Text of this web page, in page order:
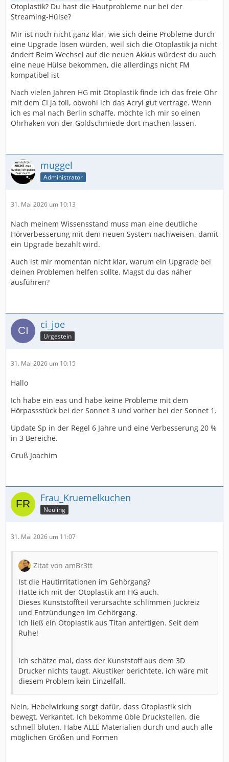
Otoplastik? Du hast die Hautprobleme nur bei der
Streaming-Hülse?
Mir ist noch nicht ganz klar, wie sich deine Probleme durch
eine Upgrade lösen würden, weil sich die Otoplastik ja nicht
ändert Beim Wechsel auf die neuen Akkus würdest du auch
eine neue Hülse bekommen, die allerdings nicht FM
kompatibel ist
Nach vielen Jahren HG mit Otoplastik finde ich das freie Ohr
mit dem CI ja toll, obwohl ich das Acryl gut vertrage. Wenn
ich es mal nach Berlin schaffe, möchte ich mir so einen
Ohrhaken von der Goldschmiede dort machen lassen.
muggel
Administrator
31. Mai 2026 um 10:13
Nach meinem Wissensstand muss man eine deutliche
Hörverbesserung mit dem neuen System nachweisen, damit
ein Upgrade bezahlt wird.
Auch ist mir momentan nicht klar, warum ein Upgrade bei
deinen Problemen helfen sollte. Magst du das näher
ausführen?
ci_joe
Urgestein
31. Mai 2026 um 10:15
Hallo
Ich habe ein eas und habe keine Probleme mit dem
Hörpassstück bei der Sonnet 3 und vorher bei der Sonnet 1.
Update Sp in der Regel 6 Jahre und eine Verbesserung 20 %
in 3 Bereiche.
Gruß Joachim
Frau_Kruemelkuchen
Neuling
31. Mai 2026 um 11:07
Zitat von amBr3tt
Ist die Hautirritationen im Gehörgang?
Hatte ich mit der Otoplastik am HG auch.
Dieses Kunststoffteil verursachte schlimmen Juckreiz
und Entzündungen im Gehörgang.
Ich ließ ein Otoplastik aus Titan anfertigen. Seit dem
Ruhe!
Ich schätze mal, dass der Kunststoff aus dem 3D
Drucker nichts taugt. Akustiker berichtete, ich wäre mit
diesem Problem kein Einzelfall.
Nein, Hebelwirkung sorgt dafür, dass Otoplastik sich
bewegt. Verkantet. Ich bekomme üble Druckstellen, die
schnell bluten. Habe ALLE Materialien durch und auch alle
möglichen Größen und Formen